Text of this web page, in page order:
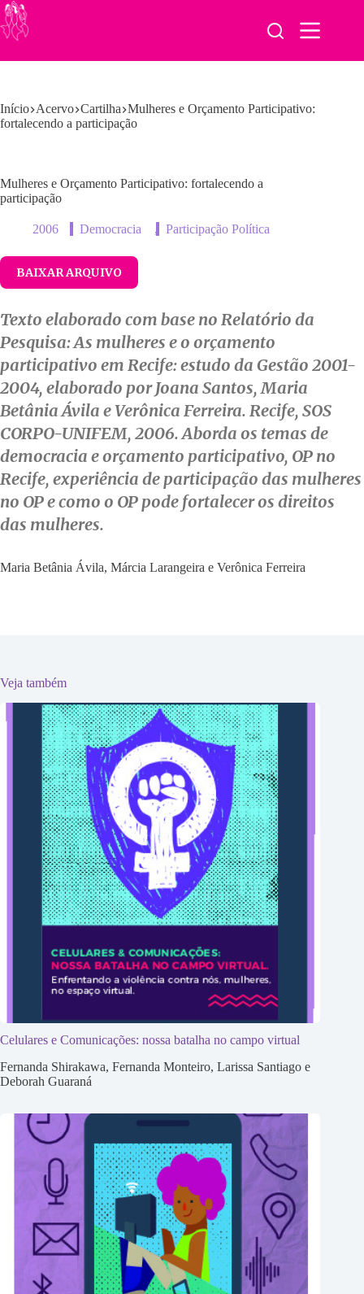
Pular
para
o
Início Acervo Cartilha Mulheres e Orçamento Participativo:
fortalecendo a participação
Mulheres e Orçamento Participativo: fortalecendo a
participação
2006 Democracia , Participação Política
BAIXAR ARQUIVO
Texto elaborado com base no Relatório da
Pesquisa: As mulheres e o orçamento
participativo em Recife: estudo da Gestão 2001-
2004, elaborado por Joana Santos, Maria
Betânia Ávila e Verônica Ferreira. Recife, SOS
CORPO-UNIFEM, 2006. Aborda os temas de
democracia e orçamento participativo, OP no
Recife, experiência de participação das mulheres
no OP e como o OP pode fortalecer os direitos
das mulheres.
Maria Betânia Ávila, Márcia Larangeira e Verônica Ferreira
Veja também
Celulares e Comunicações: nossa batalha no campo virtual
Fernanda Shirakawa, Fernanda Monteiro, Larissa Santiago e
Deborah Guaraná